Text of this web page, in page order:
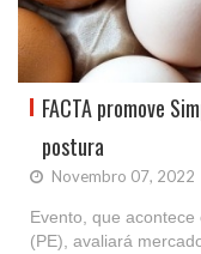
FACTA promove
postura
Novembro 07, 2022
Evento, que
(PE), avaliará